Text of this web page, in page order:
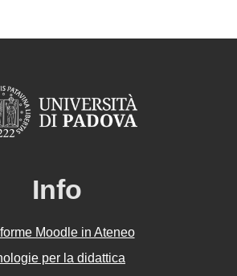
Info
Moodle in Ateneo
per la didattica